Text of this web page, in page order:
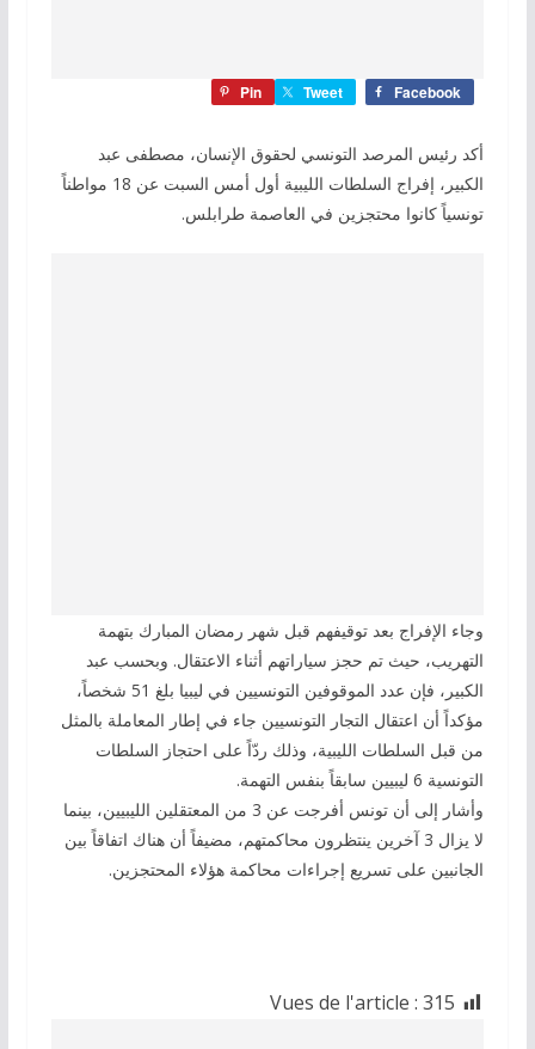
Facebook
Tweet
Pin
أكد رئيس المرصد التونسي لحقوق الإنسان، مصطفى عبد
الكبير، إفراج السلطات الليبية أول أمس السبت عن 18 مواطناً
تونسياً كانوا محتجزين في العاصمة طرابلس.
وجاء الإفراج بعد توقيفهم قبل شهر رمضان المبارك بتهمة
التهريب، حيث تم حجز سياراتهم أثناء الاعتقال. وبحسب عبد
الكبير، فإن عدد الموقوفين التونسيين في ليبيا بلغ 51 شخصاً،
مؤكداً أن اعتقال التجار التونسيين جاء في إطار المعاملة بالمثل
من قبل السلطات الليبية، وذلك ردّاً على احتجاز السلطات
التونسية 6 ليبيين سابقاً بنفس التهمة.
وأشار إلى أن تونس أفرجت عن 3 من المعتقلين الليبيين، بينما
لا يزال 3 آخرين ينتظرون محاكمتهم، مضيفاً أن هناك اتفاقاً بين
الجانبين على تسريع إجراءات محاكمة هؤلاء المحتجزين.
Vues de l'article : 315